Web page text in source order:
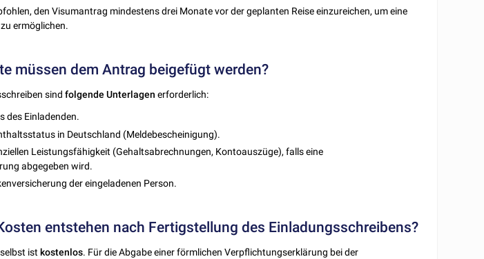
den Visumantrag mindestens drei Monate vor der geplanten Reise einzureichen, um eine
ermöglichen.
müssen dem Antrag beigefügt werden?
sindfolgende Unterlagen erforderlich:
des Einladenden.
in Deutschland (Meldebescheinigung).
Leistungsfähigkeit (Gehaltsabrechnungen, Kontoauszüge), falls eine
abgegeben wird.
der eingeladenen Person.
entstehen nach Fertigstellung des Einladungsschreibens?
selbst ist kostenlos. Für die Abgabe einer förmlichen Verpflichtungserklärung bei der